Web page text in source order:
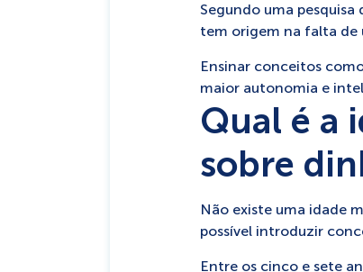
Segundo uma pesquisa
tem origem na falta de
Ensinar conceitos
maior autonomia e
Qual é a
sobre
Não existe uma idade
possível introduzir
Entre os cinco e sete